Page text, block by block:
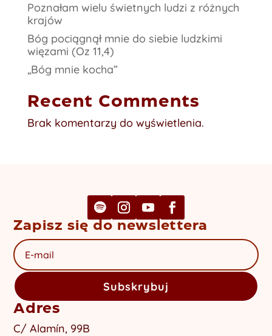
Poznałam wielu świetnych ludzi z różnych
krajów
Bóg pociągnął mnie do siebie ludzkimi
więzami (Oz 11,4)
„Bóg mnie kocha”
Recent Comments
Brak komentarzy do wyświetlenia.
Zapisz się do newslettera
Subskrybuj
Adres
C/ Alamín, 99B